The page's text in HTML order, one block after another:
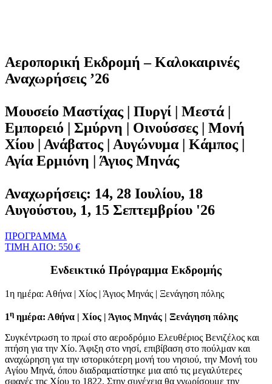
Αεροπορική Εκδρομή – Καλοκαιρινές
Αναχωρήσεις ’26
Μουσείο Μαστίχας | Πυργί | Μεστά |
Εμπορειό | Σμύρνη | Οινούσσες | Μονή
Χίου | Ανάβατος | Αυγώνυμα | Κάμπος |
Αγία Ερμιόνη | Άγιος Μηνάς
Αναχωρήσεις: 14, 28 Ιουλίου, 18
Αυγούστου, 1, 15 Σεπτεμβρίου '26
ΠΡΟΓΡΑΜΜΑ
ΤΙΜΗ ΑΠΟ: 550 €
Ενδεικτικό Πρόγραμμα Εκδρομής
1η ημέρα: Αθήνα | Χίος | Άγιος Μηνάς | Ξενάγηση πόλης
1η ημέρα: Αθήνα | Χίος | Άγιος Μηνάς | Ξενάγηση πόλης
Συγκέντρωση το πρωί στο αεροδρόμιο Ελευθέριος Βενιζέλος και
πτήση για την Χίο. Άφιξη στο νησί, επιβίβαση στο πούλμαν και
αναχώρηση για την ιστορικότερη μονή του νησιού, την Μονή του
Αγίου Μηνά, όπου διαδραματίστηκε μια από τις μεγαλύτερες
σφαγές της Χίου το 1822. Στην συνέχεια θα γνωρίσουμε την